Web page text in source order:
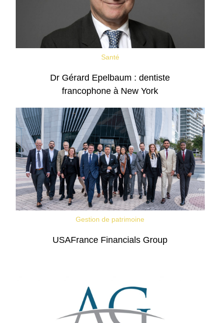
Santé
Dr Gérard Epelbaum : dentiste
francophone à New York
Gestion de patrimoine
USAFrance Financials Group